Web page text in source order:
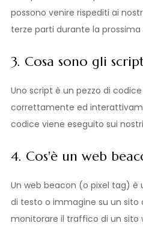
possono venire rispediti ai
terze parti durante la prossima
3. Cosa sono gli
Uno script è un pezzo di
correttamente ed
codice viene eseguito sui
4. Cos'è un web
Un web beacon (o pixel tag) è
di testo o immagine su un sito
monitorare il traffico di un sito